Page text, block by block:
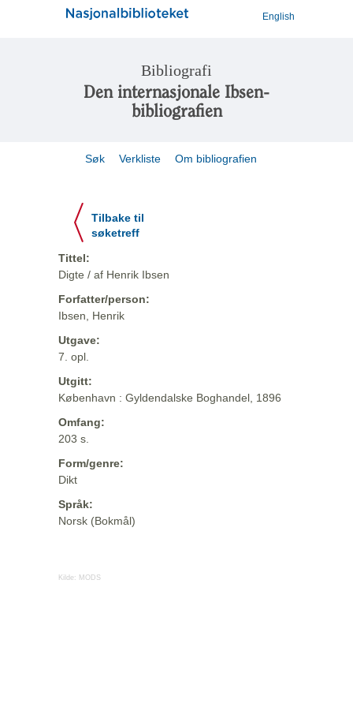
English
Bibliografi
Den internasjonale Ibsen-
bibliografien
Søk Verkliste Om bibliografien
Tilbake til
søketreff
Tittel:
Digte / af Henrik Ibsen
Forfatter/person:
Ibsen, Henrik
Utgave:
7. opl.
Utgitt:
København : Gyldendalske Boghandel, 1896
Omfang:
203 s.
Form/genre:
Dikt
Språk:
Norsk (Bokmål)
Kilde: MODS